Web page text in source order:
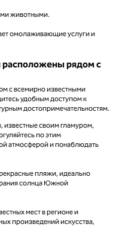
животными.
омолаживающие услуги и
расположены рядом с
с всемирно известными
удобным доступом к
достопримечательностям.
известные своим гламуром,
по этим
атмосферой и понаблюдать
пляжи, идеально
солнца Южной
мест в регионе и
произведений искусства,